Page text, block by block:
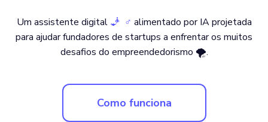
Um assistente digital 🧞 ‍ ♂️ alimentado por IA projetada
para ajudar fundadores de startups a enfrentar os muitos
desafios do empreendedorismo 🌪.
Como funciona